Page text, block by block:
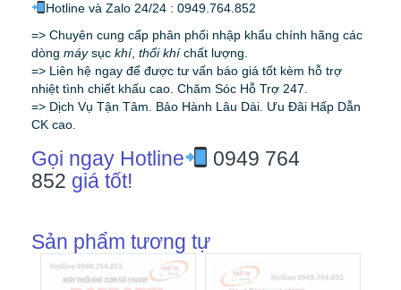
Hotline và Zalo 24/24 : 0949.764.852
=> Chuyên cung cấp phân phối nhập khẩu chính hãng các
dòng máysục khí, thổi khíchất lượng.
=> Liên hệ ngay để được tư vấn báo giá tốt kèm hỗ trợ
nhiệt tình chiết khấu cao. Chăm Sóc Hỗ Trợ 247.
=> Dịch Vụ Tận Tâm. Bảo Hành Lâu Dài. Ưu Đãi Hấp Dẫn
CK cao.
Gọi ngay Hotline
0949 764
852 giá tốt!
Sản phẩm tương tự